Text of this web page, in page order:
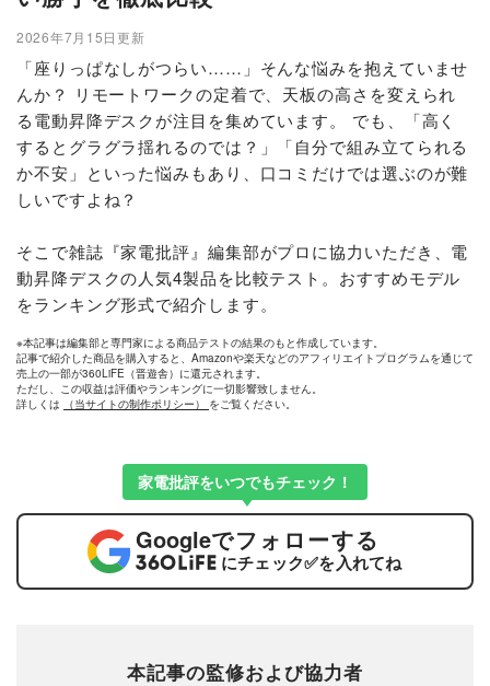
2026年7月15日更新
「座りっぱなしがつらい……」そんな悩みを抱えていませ
んか？ リモートワークの定着で、天板の高さを変えられ
る電動昇降デスクが注目を集めています。 でも、「高く
するとグラグラ揺れるのでは？」「自分で組み立てられる
か不安」といった悩みもあり、口コミだけでは選ぶのが難
しいですよね？
そこで雑誌『家電批評』編集部がプロに協力いただき、電
動昇降デスクの人気4製品を比較テスト。おすすめモデル
をランキング形式で紹介します。
※本記事は編集部と専門家による商品テストの結果のもと作成しています。
記事で紹介した商品を購入すると、Amazonや楽天などのアフィリエイトプログラムを通じて
売上の一部が360LiFE（晋遊舎）に還元されます。
ただし、この収益は評価やランキングに一切影響致しません。
詳しくは
（当サイトの制作ポリシー） をご覧ください。
家電批評をいつでもチェック！
Googleでフォローする
にチェック✅を入れてね
本記事の監修および協力者